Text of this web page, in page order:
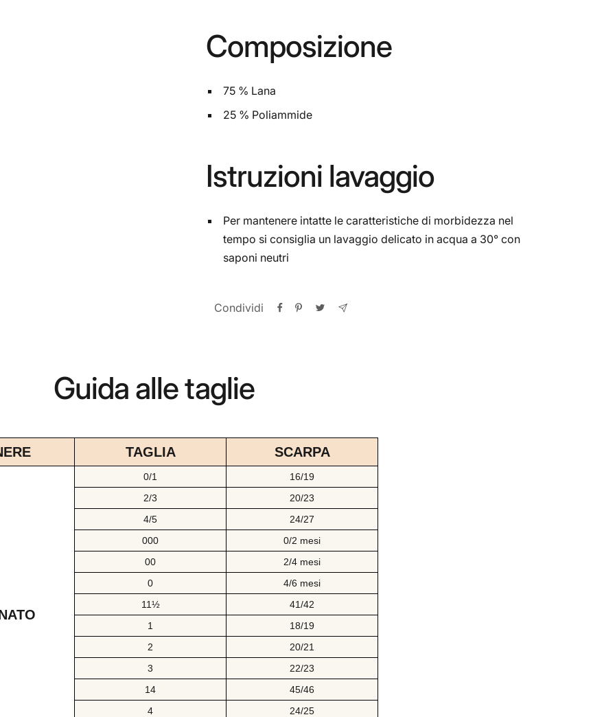
Composizione
75 % Lana
25 % Poliammide
Istruzioni lavaggio
Per mantenere intatte le caratteristiche di morbidezza nel
tempo si consiglia un lavaggio delicato in acqua a 30° con
saponi neutri
Condividi
Guida alle taglie
TAGLIA SCARPA
0/1
16/19
2/3
20/23
4/5
24/27
000
0/2 mesi
00
2/4 mesi
0
4/6 mesi
11½
41/42
1
18/19
2
20/21
3
22/23
14
45/46
4
24/25